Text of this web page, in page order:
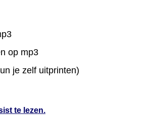
op mp3
je zelf uitprinten)
te lezen.